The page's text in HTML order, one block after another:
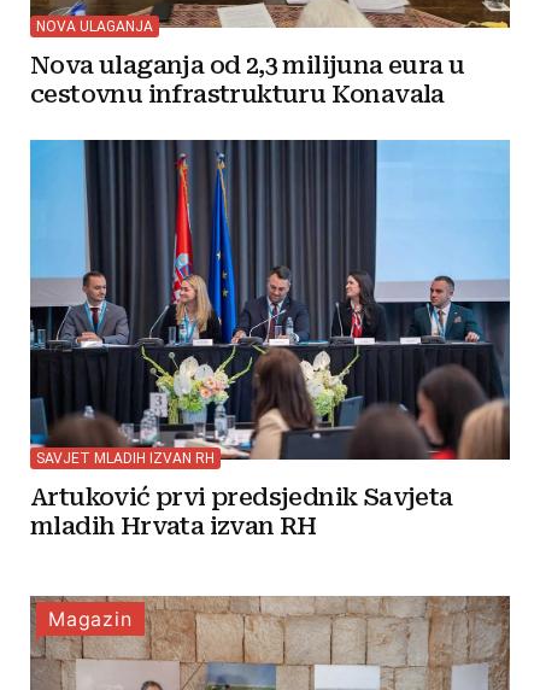
NOVA ULAGANJA
Nova ulaganja od 2,3 milijuna eura u
cestovnu infrastrukturu Konavala
SAVJET MLADIH IZVAN RH
Artuković prvi predsjednik Savjeta
mladih Hrvata izvan RH
Magazin